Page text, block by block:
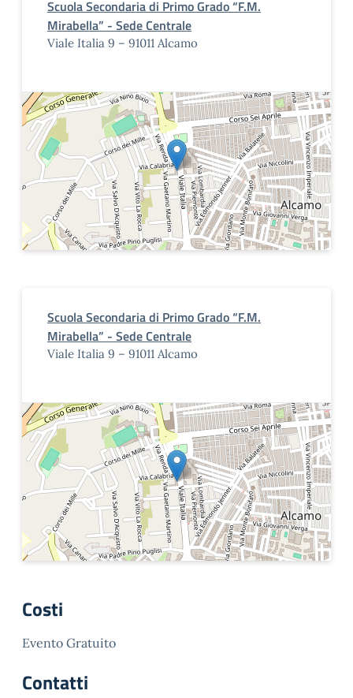
Scuola Secondaria di Primo Grado “F.M.
Mirabella” - Sede Centrale
Viale Italia 9 – 91011 Alcamo
Scuola Secondaria di Primo Grado “F.M.
Mirabella” - Sede Centrale
Viale Italia 9 – 91011 Alcamo
Costi
Evento Gratuito
Contatti